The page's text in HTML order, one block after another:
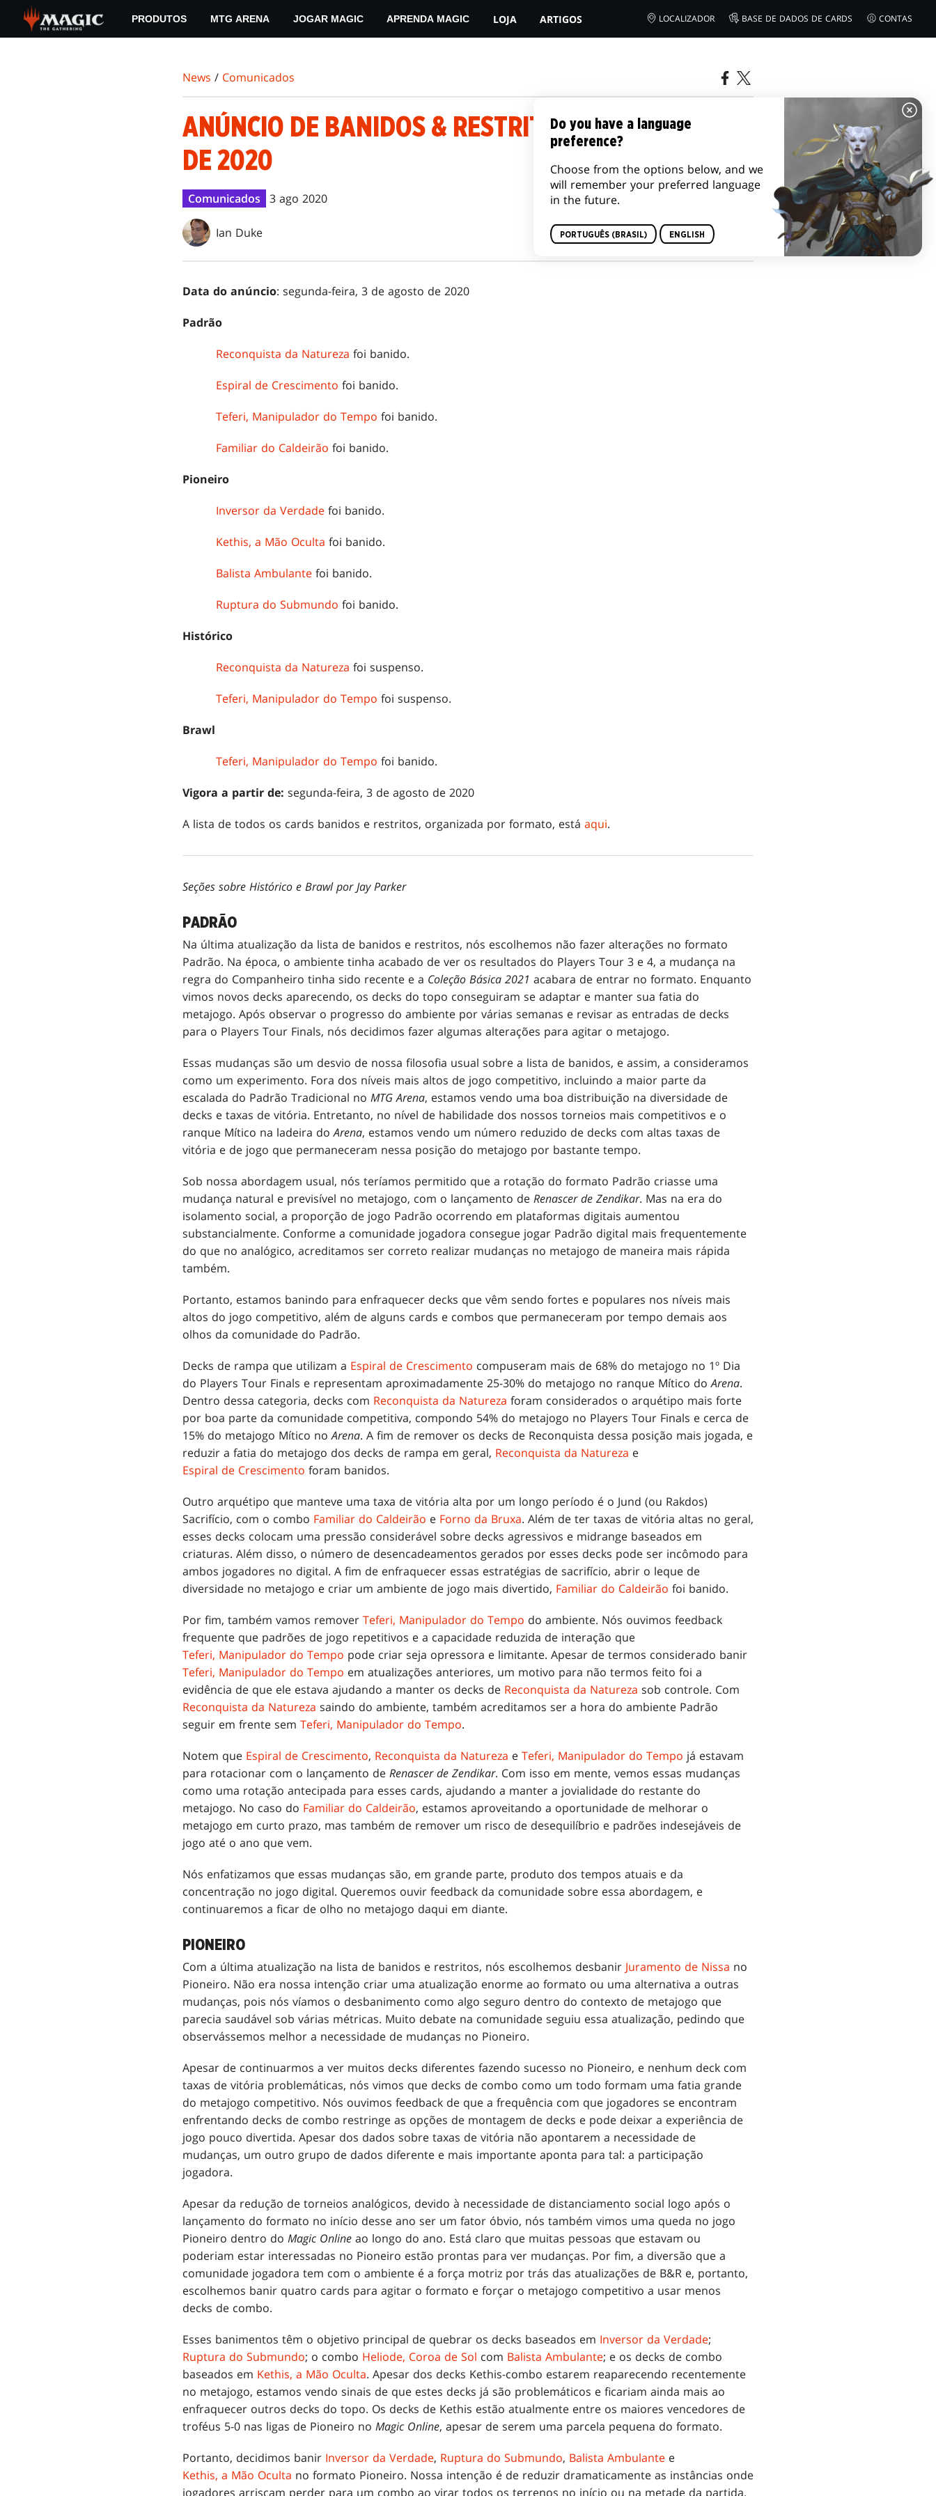
main
PRODUTOS MTG ARENA JOGAR MAGIC APRENDA MAGIC LOJA ARTIGOS LOCALIZADOR BASE DE DADOS DE CARDS CONTAS
News / Comunicados
ANÚNCIO DE BANIDOS & RESTRITOS, 3 DE AGOSTO
DE 2020
Comunicados 3 ago 2020
Ian Duke
Data do anúncio: segunda-feira, 3 de agosto de 2020
Padrão
Reconquista da Natureza foi banido.
Espiral de Crescimento foi banido.
Teferi, Manipulador do Tempo foi banido.
Familiar do Caldeirão foi banido.
Pioneiro
Inversor da Verdade foi banido.
Kethis, a Mão Oculta foi banido.
Balista Ambulante foi banido.
Ruptura do Submundo foi banido.
Histórico
Reconquista da Natureza foi suspenso.
Teferi, Manipulador do Tempo foi suspenso.
Brawl
Teferi, Manipulador do Tempo foi banido.
Vigora a partir de: segunda-feira, 3 de agosto de 2020
A lista de todos os cards banidos e restritos, organizada por formato, está aqui.
Seções sobre Histórico e Brawl por Jay Parker
PADRÃO
Na última atualização da lista de banidos e restritos, nós escolhemos não fazer alterações no formato
Padrão. Na época, o ambiente tinha acabado de ver os resultados do Players Tour 3 e 4, a mudança na
regra do Companheiro tinha sido recente e a Coleção Básica 2021 acabara de entrar no formato. Enquanto
vimos novos decks aparecendo, os decks do topo conseguiram se adaptar e manter sua fatia do
metajogo. Após observar o progresso do ambiente por várias semanas e revisar as entradas de decks
para o Players Tour Finals, nós decidimos fazer algumas alterações para agitar o metajogo.
Essas mudanças são um desvio de nossa filosofia usual sobre a lista de banidos, e assim, a consideramos
como um experimento. Fora dos níveis mais altos de jogo competitivo, incluindo a maior parte da
escalada do Padrão Tradicional no MTG Arena, estamos vendo uma boa distribuição na diversidade de
decks e taxas de vitória. Entretanto, no nível de habilidade dos nossos torneios mais competitivos e o
ranque Mítico na ladeira doArena, estamos vendo um número reduzido de decks com altas taxas de
vitória e de jogo que permaneceram nessa posição do metajogo por bastante tempo.
Sob nossa abordagem usual, nós teríamos permitido que a rotação do formato Padrão criasse uma
mudança natural e previsível no metajogo, com o lançamento de Renascer de Zendikar. Mas na era do
isolamento social, a proporção de jogo Padrão ocorrendo em plataformas digitais aumentou
substancialmente. Conforme a comunidade jogadora consegue jogar Padrão digital mais frequentemente
do que no analógico, acreditamos ser correto realizar mudanças no metajogo de maneira mais rápida
também.
Portanto, estamos banindo para enfraquecer decks que vêm sendo fortes e populares nos níveis mais
altos do jogo competitivo, além de alguns cards e combos que permaneceram por tempo demais aos
olhos da comunidade do Padrão.
Decks de rampa que utilizam a Espiral de Crescimento compuseram mais de 68% do metajogo no 1º Dia
do Players Tour Finals e representam aproximadamente 25-30% do metajogo no ranque Mítico doArena.
Dentro dessa categoria, decks com Reconquista da Natureza foram considerados o arquétipo mais forte
por boa parte da comunidade competitiva, compondo 54% do metajogo no Players Tour Finals e cerca de
15% do metajogo Mítico noArena. A fim de remover os decks de Reconquista dessa posição mais jogada, e
reduzir a fatia do metajogo dos decks de rampa em geral, Reconquista da Natureza e
Espiral de Crescimento foram banidos.
Outro arquétipo que manteve uma taxa de vitória alta por um longo período é o Jund (ou Rakdos)
Sacrifício, com o combo Familiar do Caldeirão e Forno da Bruxa. Além de ter taxas de vitória altas no geral,
esses decks colocam uma pressão considerável sobre decks agressivos e midrange baseados em
criaturas. Além disso, o número de desencadeamentos gerados por esses decks pode ser incômodo para
ambos jogadores no digital. A fim de enfraquecer essas estratégias de sacrifício, abrir o leque de
diversidade no metajogo e criar um ambiente de jogo mais divertido, Familiar do Caldeirão foi banido.
Por fim, também vamos remover Teferi, Manipulador do Tempo do ambiente. Nós ouvimos feedback
frequente que padrões de jogo repetitivos e a capacidade reduzida de interação que
Teferi, Manipulador do Tempo pode criar seja opressora e limitante. Apesar de termos considerado banir
Teferi, Manipulador do Tempo em atualizações anteriores, um motivo para não termos feito foi a
evidência de que ele estava ajudando a manter os decks de Reconquista da Natureza sob controle. Com
Reconquista da Natureza saindo do ambiente, também acreditamos ser a hora do ambiente Padrão
seguir em frente sem Teferi, Manipulador do Tempo.
Notem que Espiral de Crescimento, Reconquista da Natureza e Teferi, Manipulador do Tempo já estavam
para rotacionar com o lançamento de Renascer de Zendikar. Com isso em mente, vemos essas mudanças
como uma rotação antecipada para esses cards, ajudando a manter a jovialidade do restante do
metajogo. No caso do Familiar do Caldeirão, estamos aproveitando a oportunidade de melhorar o
metajogo em curto prazo, mas também de remover um risco de desequilíbrio e padrões indesejáveis de
jogo até o ano que vem.
Nós enfatizamos que essas mudanças são, em grande parte, produto dos tempos atuais e da
concentração no jogo digital. Queremos ouvir feedback da comunidade sobre essa abordagem, e
continuaremos a ficar de olho no metajogo daqui em diante.
PIONEIRO
Com a última atualização na lista de banidos e restritos, nós escolhemos desbanir Juramento de Nissa no
Pioneiro. Não era nossa intenção criar uma atualização enorme ao formato ou uma alternativa a outras
mudanças, pois nós víamos o desbanimento como algo seguro dentro do contexto de metajogo que
parecia saudável sob várias métricas. Muito debate na comunidade seguiu essa atualização, pedindo que
observássemos melhor a necessidade de mudanças no Pioneiro.
Apesar de continuarmos a ver muitos decks diferentes fazendo sucesso no Pioneiro, e nenhum deck com
taxas de vitória problemáticas, nós vimos que decks de combo como um todo formam uma fatia grande
do metajogo competitivo. Nós ouvimos feedback de que a frequência com que jogadores se encontram
enfrentando decks de combo restringe as opções de montagem de decks e pode deixar a experiência de
jogo pouco divertida. Apesar dos dados sobre taxas de vitória não apontarem a necessidade de
mudanças, um outro grupo de dados diferente e mais importante aponta para tal: a participação
jogadora.
Apesar da redução de torneios analógicos, devido à necessidade de distanciamento social logo após o
lançamento do formato no início desse ano ser um fator óbvio, nós também vimos uma queda no jogo
Pioneiro dentro do Magic Online ao longo do ano. Está claro que muitas pessoas que estavam ou
poderiam estar interessadas no Pioneiro estão prontas para ver mudanças. Por fim, a diversão que a
comunidade jogadora tem com o ambiente é a força motriz por trás das atualizações de B&R e, portanto,
escolhemos banir quatro cards para agitar o formato e forçar o metajogo competitivo a usar menos
decks de combo.
Esses banimentos têm o objetivo principal de quebrar os decks baseados em Inversor da Verdade;
Ruptura do Submundo; o combo Heliode, Coroa de Sol com Balista Ambulante; e os decks de combo
baseados em Kethis, a Mão Oculta. Apesar dos decks Kethis-combo estarem reaparecendo recentemente
no metajogo, estamos vendo sinais de que estes decks já são problemáticos e ficariam ainda mais ao
enfraquecer outros decks do topo. Os decks de Kethis estão atualmente entre os maiores vencedores de
troféus 5-0 nas ligas de Pioneiro no Magic Online, apesar de serem uma parcela pequena do formato.
Portanto, decidimos banir Inversor da Verdade, Ruptura do Submundo, Balista Ambulante e
Kethis, a Mão Oculta no formato Pioneiro. Nossa intenção é de reduzir dramaticamente as instâncias onde
jogadores arriscam perder para um combo ao virar todos os terrenos no início ou na metade da partida.
Do you have a language
preference?
Choose from the options below, and we
will remember your preferred language
in the future.
PORTUGUÊS (BRASIL) ENGLISH